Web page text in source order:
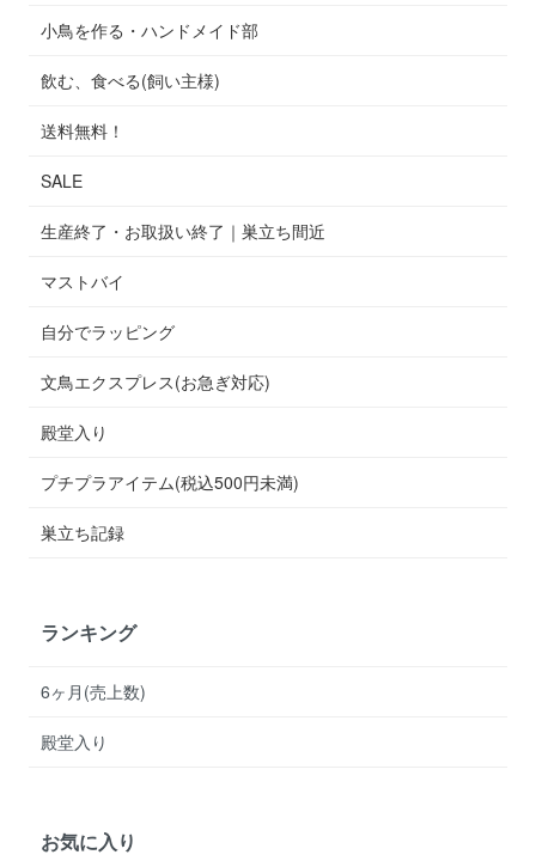
小鳥を作る・ハンドメイド部
飲む、食べる(飼い主様)
送料無料！
SALE
生産終了・お取扱い終了｜巣立ち間近
マストバイ
自分でラッピング
文鳥エクスプレス(お急ぎ対応)
殿堂入り
プチプラアイテム(税込500円未満)
巣立ち記録
ランキング
6ヶ月(売上数)
殿堂入り
お気に入り